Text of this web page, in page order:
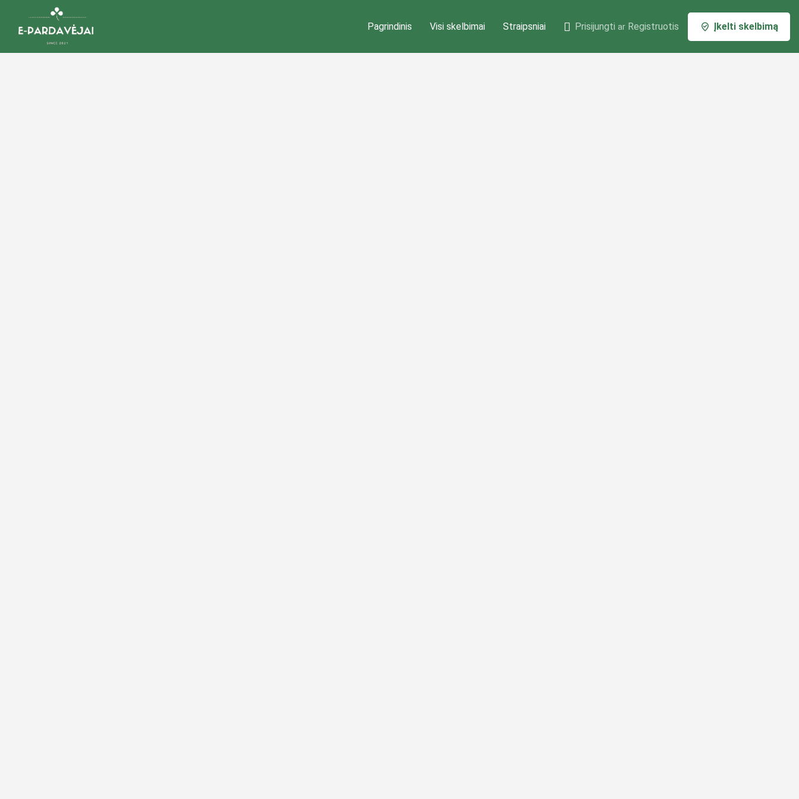
Pagrindinis Visi skelbimai Straipsniai Prisijungti ar Registruotis Įkelti skelbimą